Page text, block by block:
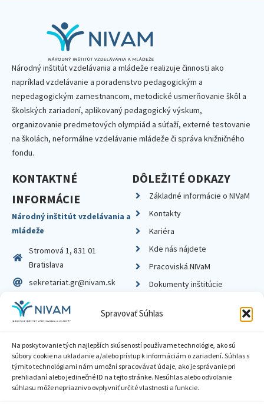
Spravovať Súhlas
Na poskytovanie tých najlepších skúseností používame technológie, ako sú
súbory cookie na ukladanie a/alebo prístup k informáciám o zariadení. Súhlas s
týmito technológiami nám umožní spracovávať údaje, ako je správanie pri
prehliadaní alebo jedinečné ID na tejto stránke. Nesúhlas alebo odvolanie
súhlasu môže nepriaznivo ovplyvniť určité vlastnosti a funkcie.
Národný inštitút vzdelávania a mládeže realizuje činnosti ako
napríklad vzdelávanie a poradenstvo pedagogickým a
nepedagogickým zamestnancom, metodické usmerňovanie škôl a
školských zariadení, aplikovaný pedagogický výskum,
organizovanie predmetových olympiád a súťaží, externé testovanie
na školách, neformálne vzdelávanie mládeže či správa knižničného
fondu.
KONTAKTNÉ
INFORMÁCIE
Národný inštitút vzdelávania a
mládeže
Stromová 1, 831 01
Bratislava
sekretariat.gr@nivam.sk
IČO: 00164348
DIČ: 2020798714
DÔLEŽITÉ ODKAZY
Základné informácie o NIVaM
Kontakty
Kariéra
Kde nás nájdete
Pracoviská NIVaM
Dokumenty inštitúcie
Zásady ochrany súkromia